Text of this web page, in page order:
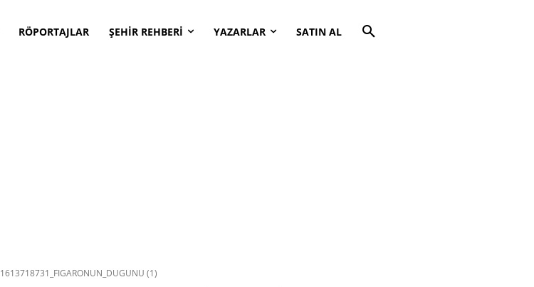
RÖPORTAJLAR ŞEHİR REHBERİ YAZARLAR SATIN AL
1613718731_FIGARONUN_DUGUNU (1)